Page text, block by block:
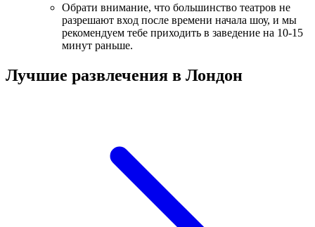
Обрати внимание, что большинство театров не
разрешают вход после времени начала шоу, и мы
рекомендуем тебе приходить в заведение на 10-15
минут раньше.
Лучшие развлечения в Лондон